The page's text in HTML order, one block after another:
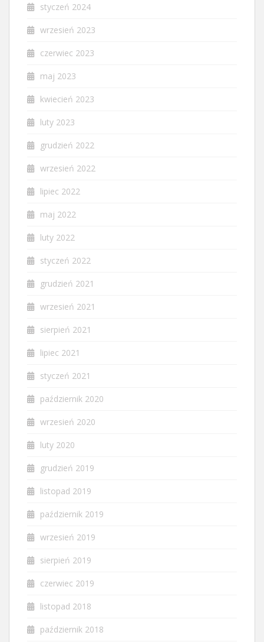
styczeń 2024
wrzesień 2023
czerwiec 2023
maj 2023
kwiecień 2023
luty 2023
grudzień 2022
wrzesień 2022
lipiec 2022
maj 2022
luty 2022
styczeń 2022
grudzień 2021
wrzesień 2021
sierpień 2021
lipiec 2021
styczeń 2021
październik 2020
wrzesień 2020
luty 2020
grudzień 2019
listopad 2019
październik 2019
wrzesień 2019
sierpień 2019
czerwiec 2019
listopad 2018
październik 2018